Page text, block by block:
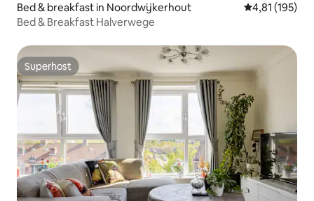
Bed & breakfast in Noordwijkerhout Gemiddelde
4,81 (195)
Bed & Breakfast Halverwege
Superhost
Superhost